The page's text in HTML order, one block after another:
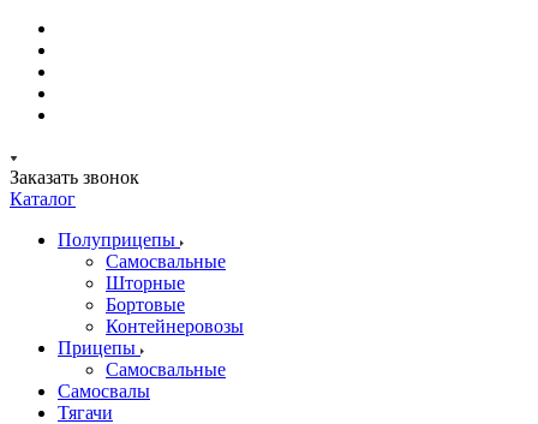
Заказать звонок
Каталог
Полуприцепы
Самосвальные
Шторные
Бортовые
Контейнеровозы
Прицепы
Самосвальные
Самосвалы
Тягачи